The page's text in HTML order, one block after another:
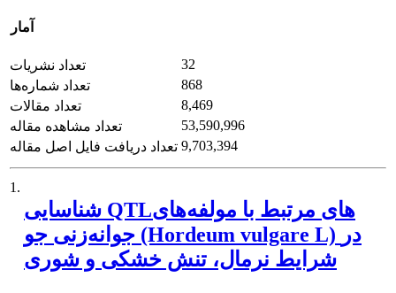
آمار
تعداد نشریات
32
تعداد شماره‌ها
868
تعداد مقالات
8,469
تعداد مشاهده مقاله
53,590,996
تعداد دریافت فایل اصل مقاله 9,703,394
1.
شناسایی QTL‌های مرتبط با مولفه‌های
جوانه‌زنی جو (Hordeum vulgare L) در
شرایط نرمال، تنش خشکی و شوری